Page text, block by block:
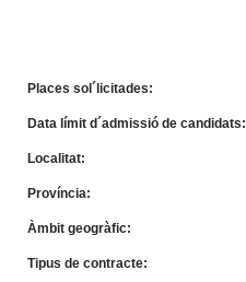
Places sol´licitades:
Data límit d´admissió de candidats:
Localitat:
Província:
Àmbit geogràfic:
Tipus de contracte: